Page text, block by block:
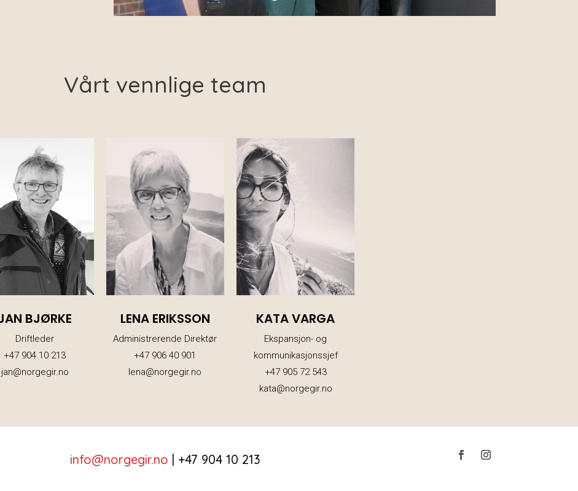
Vårt vennlige team
BJØRKE
Driftleder
+47 904 10 213
jan@norgegir.no
LENA ERIKSSON
Administrerende Direktør
+47 906 40 901
lena@norgegir.no
KATA VARGA
Ekspansjon- og
kommunikasjonssjef
+47 905 72 543
kata@norgegir.no
info@norgegir.no | +47 904 10 213